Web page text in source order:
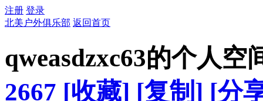
注册 登录
北美户外俱乐部 返回首页
qweasdzxc63的个人空
2667 [收藏] [复制] [分